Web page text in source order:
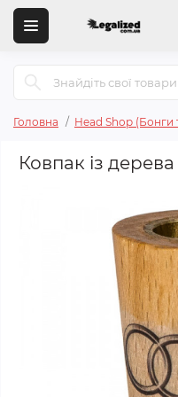
Головна Head Shop (Бонги
Ковпак із